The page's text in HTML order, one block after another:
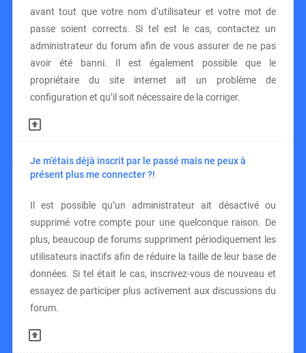
avant tout que votre nom d’utilisateur et votre mot de
passe soient corrects. Si tel est le cas, contactez un
administrateur du forum afin de vous assurer de ne pas
avoir été banni. Il est également possible que le
propriétaire du site internet ait un problème de
configuration et qu’il soit nécessaire de la corriger.
Je m’étais déjà inscrit par le passé mais ne peux à
présent plus me connecter ?!
Il est possible qu’un administrateur ait désactivé ou
supprimé votre compte pour une quelconque raison. De
plus, beaucoup de forums suppriment périodiquement les
utilisateurs inactifs afin de réduire la taille de leur base de
données. Si tel était le cas, inscrivez-vous de nouveau et
essayez de participer plus activement aux discussions du
forum.